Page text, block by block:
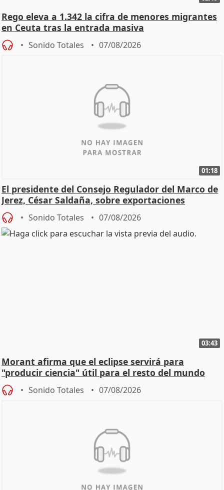
Rego eleva a 1.342 la cifra de menores migrantes
en Ceuta tras la entrada masiva
Sonido Totales 07/08/2026
01:18
El presidente del Consejo Regulador del Marco de
Jerez, César Saldaña, sobre exportaciones
Sonido Totales 07/08/2026
03:43
Morant afirma que el eclipse servirá para
"producir ciencia" útil para el resto del mundo
Sonido Totales 07/08/2026